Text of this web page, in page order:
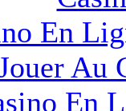
En
Au
En